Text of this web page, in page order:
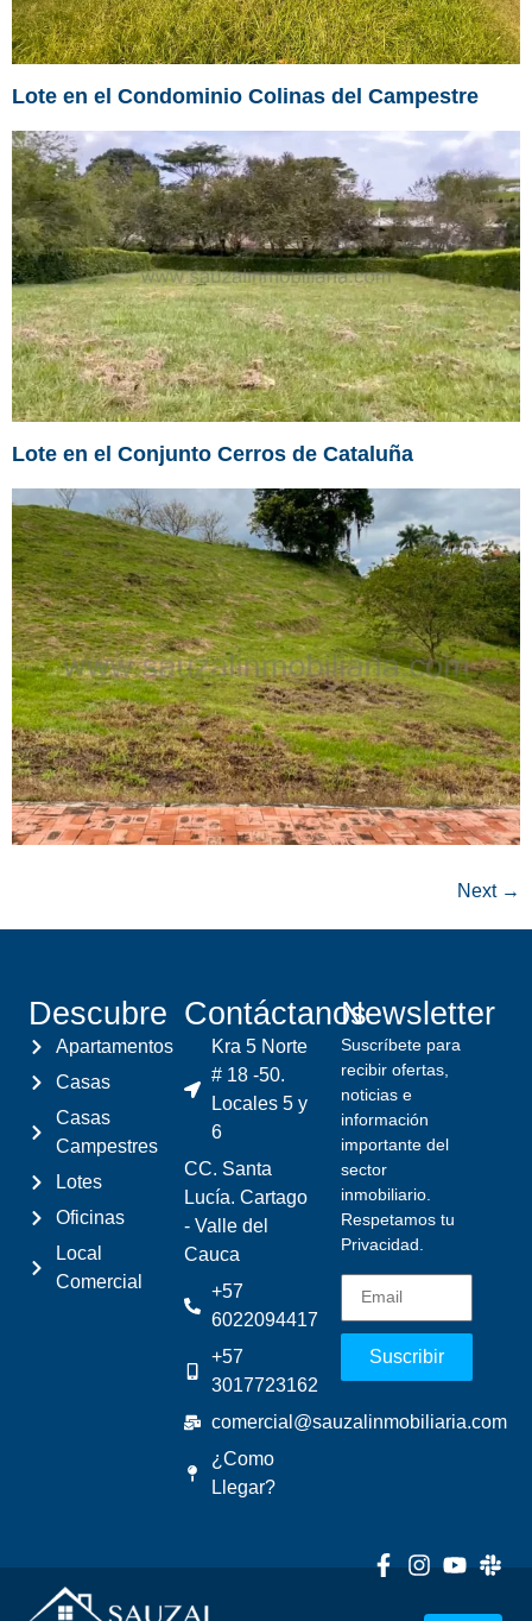
Lote en el Condominio Colinas del Campestre
Lote en el Conjunto Cerros de Cataluña
Next →
Descubre
Apartamentos
Casas
Casas
Campestres
Lotes
Oficinas
Local
Comercial
Contáctanos
Kra 5 Norte
# 18 -50.
Locales 5 y
6
CC. Santa
Lucía. Cartago
- Valle del
Cauca
+57
6022094417
+57
3017723162
comercial@sauzalinmobiliaria.com
¿Como
Llegar?
Newsletter
Suscríbete para
recibir ofertas,
noticias e
información
importante del
sector
inmobiliario.
Respetamos tu
Privacidad.
Suscribir